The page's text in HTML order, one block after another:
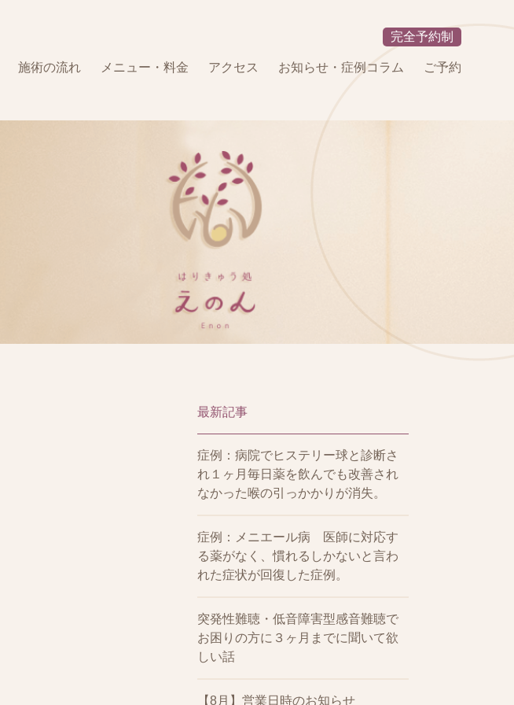
完全予約制
施術の流れ メニュー・料金 アクセス お知らせ・症例コラム ご予約
最新記事
症例：病院でヒステリー球と診断さ
れ１ヶ月毎日薬を飲んでも改善され
なかった喉の引っかかりが消失。
症例：メニエール病 医師に対応す
る薬がなく、慣れるしかないと言わ
れた症状が回復した症例。
突発性難聴・低音障害型感音難聴で
お困りの方に３ヶ月までに聞いて欲
しい話
【8月】営業日時のお知らせ